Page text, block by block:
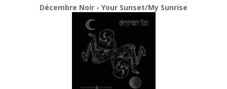
Décembre Noir - Your Sunset/My Sunrise